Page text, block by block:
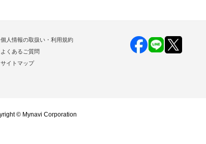
個人情報の取扱い・利用規約
よくあるご質問
サイトマップ
© Mynavi Corporation